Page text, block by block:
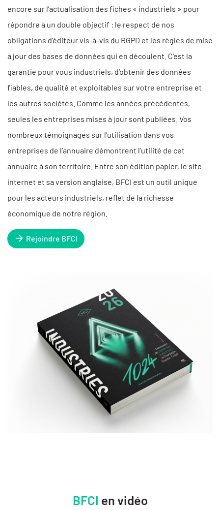
encore sur l’actualisation des fiches « industriels » pour
répondre à un double objectif : le respect de nos
obligations d’éditeur vis-à-vis du RGPD et les règles de mise
à jour des bases de données qui en découlent. C’est la
garantie pour vous industriels, d’obtenir des données
fiables, de qualité et exploitables sur votre entreprise et
les autres sociétés. Comme les années précédentes,
seules les entreprises mises à jour sont publiées. Vos
nombreux témoignages sur l’utilisation dans vos
entreprises de l’annuaire démontrent l’utilité de cet
annuaire à son territoire. Entre son édition papier, le site
internet et sa version anglaise, BFCI est un outil unique
pour les acteurs industriels, reflet de la richesse
économique de notre région.
Rejoindre BFCI
BFCI en vidéo